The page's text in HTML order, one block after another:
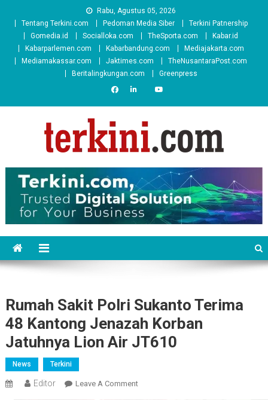
Rabu, Agustus 05, 2026
Tentang Terkini.com
Pedoman Media Siber
Terkini Patnership
Gomedia.id
Socialloka.com TheSporta.com
Kabar.id
Kabarparlemen.com
Kabarbandung.com
Mediajakarta.com
Mediamakassar.com
Jaktimes.com
TheNusantaraPost.com
Beritalingkungan.com
Greenpress
Rumah Sakit Polri Sukanto Terima
48 Kantong Jenazah Korban
Jatuhnya Lion Air JT610
News Terkini
Editor Leave A CommentOn